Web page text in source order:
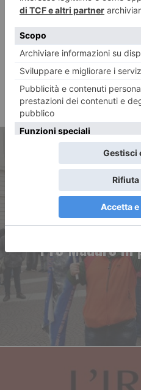
ARTICOLO
Pro Maduro in